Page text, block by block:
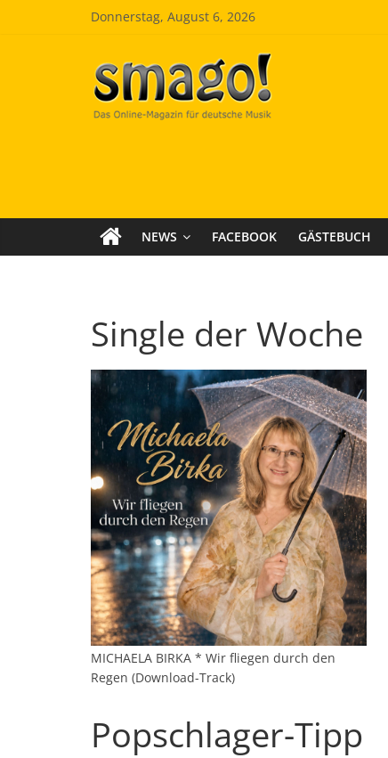
Donnerstag, August 6, 2026
Smago
SchlagerMAGazinOnline
NEWS FACEBOOK GÄSTEBUCH
Single der Woche
MICHAELA BIRKA * Wir fliegen durch den
Regen (Download-Track)
Popschlager-Tipp